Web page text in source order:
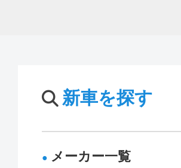
新車を探す
メーカー一覧